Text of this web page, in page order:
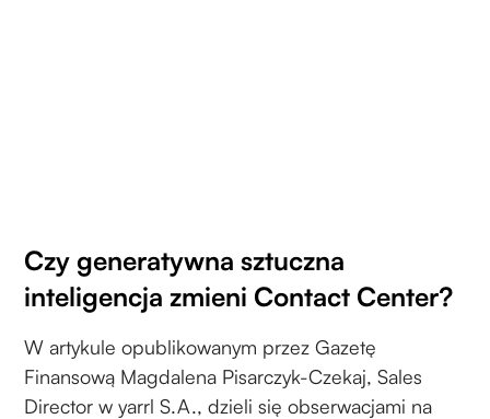
Czy generatywna sztuczna
inteligencja zmieni Contact Center?
W artykule opublikowanym przez Gazetę
Finansową Magdalena Pisarczyk-Czekaj, Sales
Director w yarrl S.A., dzieli się obserwacjami na